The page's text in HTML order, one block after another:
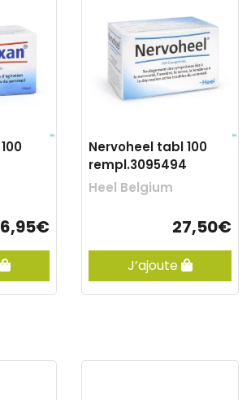
Nervoheel tabl 100
rempl.3095494
Heel Belgium
27,50€
J’ajoute